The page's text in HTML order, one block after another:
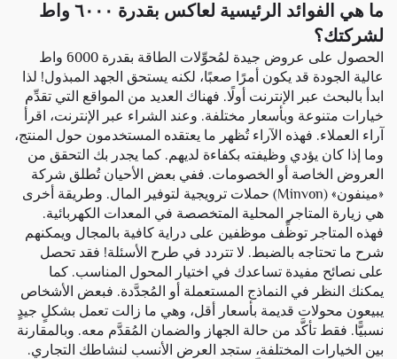
ما هي الفوائد الرئيسية لعاكس بقدرة ٦٠٠٠ واط
لشركتك؟
الحصول على عروض جيدة لمُحوِّلات الطاقة بقدرة 6000 واط
عالية الجودة قد يكون أمرًا صعبًا، لكنه يستحق الجهد المبذول! لذا
ابدأ بالبحث عبر الإنترنت أولًا. فهناك العديد من المواقع التي تقدِّم
خيارات متنوعة وبأسعار مختلفة. وعند الشراء عبر الإنترنت، اقرأ
آراء العملاء. فهذه الآراء تُظهر ما يعتقده المستخدمون حول المنتج،
وما إذا كان يؤدي وظيفته بكفاءة لديهم. كما يجدر بك التحقق من
العروض الخاصة أو الخصومات. ففي بعض الأحيان تُطلق شركة
«مينفون» (Minvon) حملات ترويجية لتوفير المال. وطريقة أخرى
هي زيارة المتاجر المحلية المتخصصة في المعدات الكهربائية.
فهذه المتاجر توظِّف موظفين على دراية كافية بالمجال ويمكنهم
شرح ما تحتاجه بالضبط. لا تتردد في طرح الأسئلة! فقد تحصل
على نصائح مفيدة تساعدك في اختيار المحول المناسب. كما
يمكنك النظر في النماذج المستعملة أو المُجدَّدة. فبعض الأشخاص
يبيعون محولات قديمة بأسعار أقل، وهي ما زالت تعمل بشكلٍ جيدٍ
نسبيًّا. فقط تأكَّد من حالة الجهاز والضمان المُقدَّم معه. وبالمقارنة
بين الخيارات المختلفة، ستجد العرض الأنسب لنشاطك التجاري.